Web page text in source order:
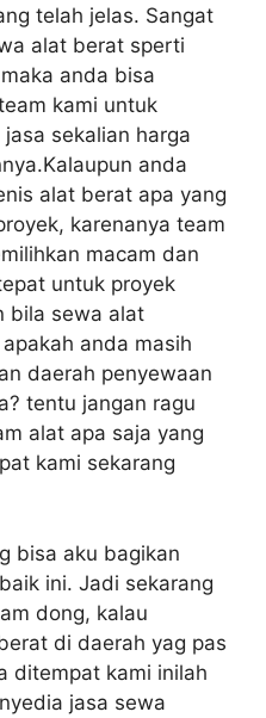
telah jelas. Sangat
alat berat sperti
anda bisa
kami untuk
sekalian harga
anda
alat berat apa yang
karenanya team
macam dan
untuk proyek
bila sewa alat
anda masih
daerah penyewaan
tentu jangan ragu
alat apa saja yang
kami sekarang
bisa aku bagikan
ini. Jadi sekarang
dong, kalau
di daerah yag pas
ditempat kami inilah
jasa sewa